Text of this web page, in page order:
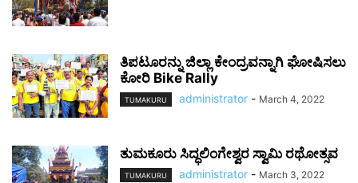
ತಿಪಟೂರನ್ನು ಜಿಲ್ಲಾ ಕೇಂದ್ರವನ್ನಾಗಿ ಘೋಷಿಸಲು
ಕೋರಿ Bike Rally
TUMAKURU administrator - March 4, 2022
ತುಮಕೂರು ಸಿದ್ಧಲಿಂಗೇಶ್ವರ ಸ್ವಾಮಿ ರಥೋತ್ಸವ
TUMAKURU administrator - March 3, 2022